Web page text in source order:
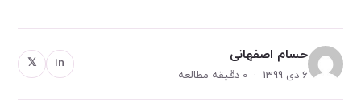
حسام اصفهانی
6 دی 1399 · 0 دقیقه مطالعه
in
𝕏